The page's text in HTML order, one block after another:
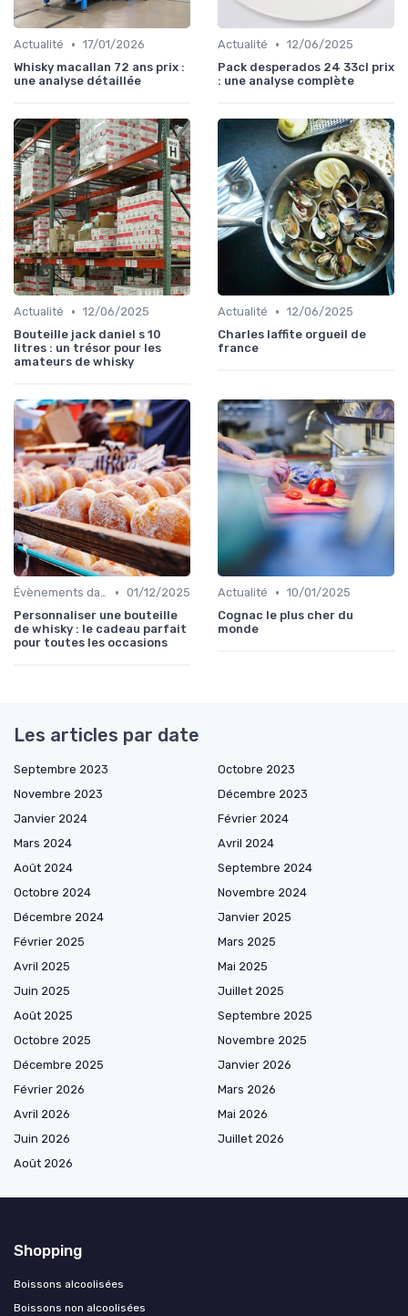
Actualité • 17/01/2026
Whisky macallan 72 ans prix :
une analyse détaillée
Actualité • 12/06/2025
Pack desperados 24 33cl prix
: une analyse complète
Actualité • 12/06/2025
Bouteille jack daniel s 10
litres : un trésor pour les
amateurs de whisky
Actualité • 12/06/2025
Charles laffite orgueil de
france
Évènements dans la food • 01/12/2025
Personnaliser une bouteille
de whisky : le cadeau parfait
pour toutes les occasions
Actualité • 10/01/2025
Cognac le plus cher du
monde
Les articles par date
Septembre 2023
Octobre 2023
Novembre 2023
Décembre 2023
Janvier 2024
Février 2024
Mars 2024
Avril 2024
Août 2024
Septembre 2024
Octobre 2024
Novembre 2024
Décembre 2024
Janvier 2025
Février 2025
Mars 2025
Avril 2025
Mai 2025
Juin 2025
Juillet 2025
Août 2025
Septembre 2025
Octobre 2025
Novembre 2025
Décembre 2025
Janvier 2026
Février 2026
Mars 2026
Avril 2026
Mai 2026
Juin 2026
Juillet 2026
Août 2026
Shopping
Boissons alcoolisées
Boissons non alcoolisées